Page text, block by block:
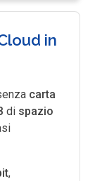
in
carta
di spazio
,